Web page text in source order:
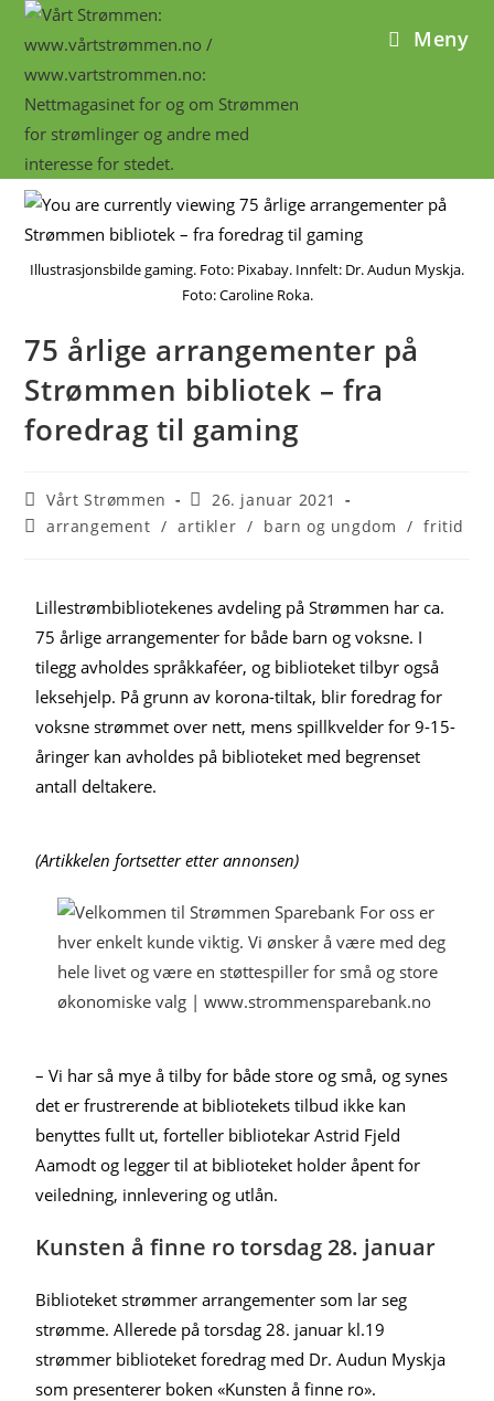
Meny
Illustrasjonsbilde gaming. Foto: Pixabay. Innfelt: Dr. Audun Myskja.
Foto: Caroline Roka.
75 årlige arrangementer på
Strømmen bibliotek – fra
foredrag til gaming
Vårt Strømmen
26. januar 2021
arrangement / artikler / barn og ungdom / fritid
Lillestrømbibliotekenes avdeling på Strømmen har ca.
75 årlige arrangementer for både barn og voksne. I
tilegg avholdes språkkaféer, og biblioteket tilbyr også
leksehjelp. På grunn av korona-tiltak, blir foredrag for
voksne strømmet over nett, mens spillkvelder for 9-15-
åringer kan avholdes på biblioteket med begrenset
antall deltakere.
(Artikkelen fortsetter etter annonsen)
– Vi har så mye å tilby for både store og små, og synes
det er frustrerende at bibliotekets tilbud ikke kan
benyttes fullt ut, forteller bibliotekar Astrid Fjeld
Aamodt og legger til at biblioteket holder åpent for
veiledning, innlevering og utlån.
Kunsten å finne ro torsdag 28. januar
Biblioteket strømmer arrangementer som lar seg
strømme. Allerede på torsdag 28. januar kl.19
strømmer biblioteket foredrag med Dr. Audun Myskja
som presenterer boken «Kunsten å finne ro».